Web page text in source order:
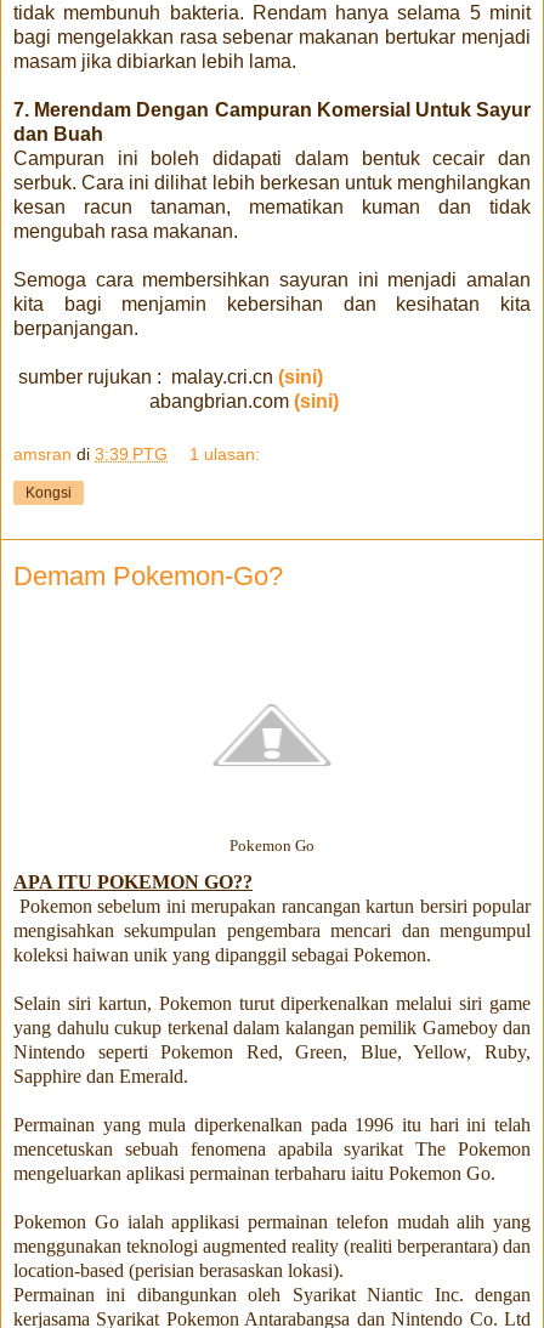
tidak membunuh bakteria. Rendam hanya selama 5 minit
bagi mengelakkan rasa sebenar makanan bertukar menjadi
masam jika dibiarkan lebih lama.
7. Merendam Dengan Campuran Komersial Untuk Sayur
dan Buah
Campuran ini boleh didapati dalam bentuk cecair dan
serbuk. Cara ini dilihat lebih berkesan untuk menghilangkan
kesan racun tanaman, mematikan kuman dan tidak
mengubah rasa makanan.
Semoga cara membersihkan sayuran ini menjadi amalan
kita bagi menjamin kebersihan dan kesihatan kita
berpanjangan.
sumber rujukan : malay.cri.cn (sini)
abangbrian.com (sini)
amsran di 3:39 PTG 1 ulasan:
Kongsi
Demam Pokemon-Go?
Pokemon Go
APA ITU POKEMON GO??
Pokemon sebelum ini merupakan rancangan kartun bersiri popular
mengisahkan sekumpulan pengembara mencari dan mengumpul
koleksi haiwan unik yang dipanggil sebagai Pokemon.
Selain siri kartun, Pokemon turut diperkenalkan melalui siri game
yang dahulu cukup terkenal dalam kalangan pemilik Gameboy dan
Nintendo seperti Pokemon Red, Green, Blue, Yellow, Ruby,
Sapphire dan Emerald.
Permainan yang mula diperkenalkan pada 1996 itu hari ini telah
mencetuskan sebuah fenomena apabila syarikat The Pokemon
mengeluarkan aplikasi permainan terbaharu iaitu Pokemon Go.
Pokemon Go ialah applikasi permainan telefon mudah alih yang
menggunakan teknologi augmented reality (realiti berperantara) dan
location-based (perisian berasaskan lokasi).
Permainan ini dibangunkan oleh Syarikat Niantic Inc. dengan
kerjasama Syarikat Pokemon Antarabangsa dan Nintendo Co. Ltd